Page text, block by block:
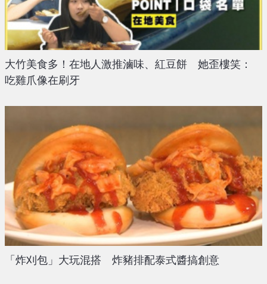
大竹美食多！在地人激推滷味、紅豆餅 她歪樓笑：
吃雞爪像在刷牙
「炸刈包」大玩混搭 炸豬排配泰式醬搞創意